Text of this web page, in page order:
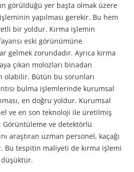
görüldüğü yer başta olmak üzere
yapılması gerekir. Bu hem
bir yoldur. Kırma işlemin
eski görünümüne
gelmek zorundadır. Ayrıca kırma
çıkan molozları binadan
olabilir. Bütün bu sorunları
bulma işlemlerinde kurumsal
en doğru yoldur. Kurumsal
ve en son teknoloji ile üretilmiş
ve detektörlü
araştıran uzman personel, kaçağı
Bu tespitin maliyeti de kırma işlemi
düşüktür.